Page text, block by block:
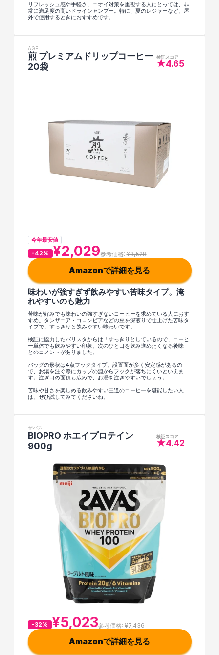
リフレッシュ感や手軽さ、ニオイ対策を重視する人にとっては、非
常に満足度の高いドライシャンプー。特に、夏のレジャーなど、屋
外で使用するときにおすすめです。
AGF
煎 プレミアムドリップコーヒー
20袋
検証スコア
★4.65
今年最安値
-42% ¥2,029参考価格: ¥3,528
Amazonで詳細を見る
味わいが強すぎず飲みやすい苦味タイプ。淹
れやすいのも魅力
苦味が好みでも味わいの強すぎないコーヒーを求めている人におす
すめ。タンザニア・コロンビアなどの豆を深煎りで仕上げた苦味タ
イプで、すっきりと飲みやすい味わいです。
検証に協力したバリスタからは「すっきりとしているので、コーヒ
ー単体でも飲みやすい印象。次のひと口を飲み進めたくなる後味」
とのコメントがありました。
バッグの形状は4点フックタイプ。設置面が多く安定感があるの
で、お湯を注ぐ際にカップの淵からフックが落ちにくいといえま
す。注ぎ口の面積も広めで、お湯を注ぎやすいでしょう。
苦味や甘さを楽しめる飲みやすい王道のコーヒーを堪能したい人
は、ぜひ試してみてくださいね。
ザバス
BIOPRO ホエイプロテイン
900g
検証スコア
★4.42
-32% ¥5,023参考価格: ¥7,436
Amazonで詳細を見る